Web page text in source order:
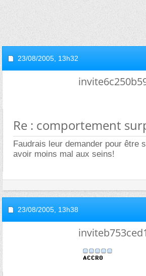
23/08/2005, 13h32
Re : comportement
Faudrais leur demander pour être
avoir moins mal aux seins!
23/08/2005, 13h38
inviteb753ced1